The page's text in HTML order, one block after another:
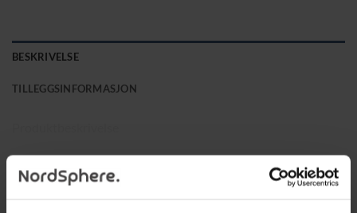
BESKRIVELSE
TILLEGGSINFORMASJON
Delikat utførelse med stabil MDF-ramme, myk
fløyelsinnside og slitesterk PU-overflate for en eksklusiv